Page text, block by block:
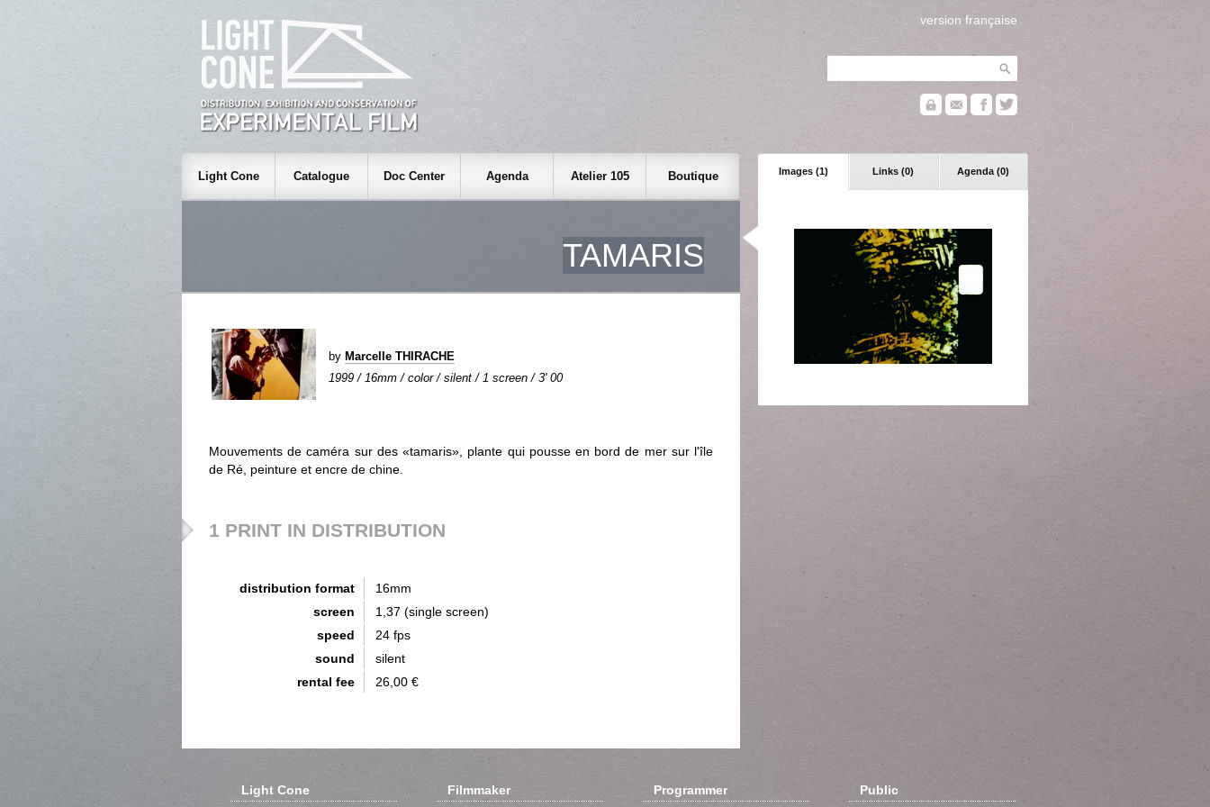
version française
Images (1) Links (0) Agenda (0)
Light Cone Catalogue Doc Center Agenda Atelier 105 Boutique
TAMARIS
by Marcelle THIRACHE
1999 / 16mm / color / silent / 1 screen / 3' 00
Mouvements de caméra sur des «tamaris», plante qui pousse en bord de mer sur l'île
de Ré, peinture et encre de chine.
1 PRINT IN DISTRIBUTION
distribution format
16mm
screen
1,37 (single screen)
speed
24 fps
sound
silent
rental fee
26,00 €
Light Cone Filmmaker Programmer Public